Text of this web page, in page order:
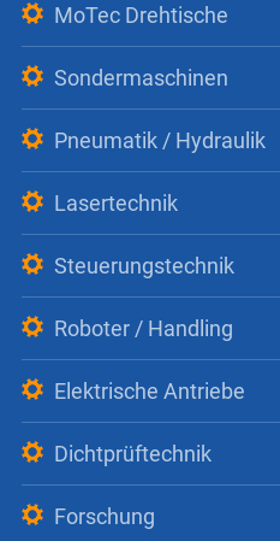
MoTec Drehtische
Sondermaschinen
Pneumatik / Hydraulik
Lasertechnik
Steuerungstechnik
Roboter / Handling
Elektrische Antriebe
Dichtprüftechnik
Forschung